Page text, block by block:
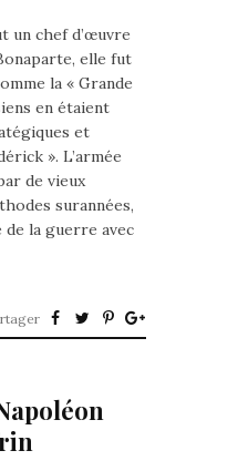
un chef d’œuvre
elle fut
la « Grande
en étaient
et
». L’armée
de vieux
surannées,
de la guerre avec